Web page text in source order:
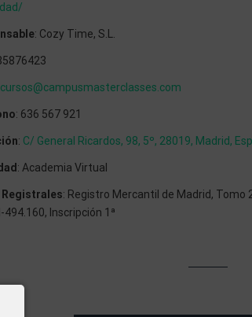
: Cozy Time, S.L.
cursos@campusmasterclasses.com
: 636 567 921
: C/ General Ricardos, 98, 5º, 28019, Madrid,
: Academia Virtual
Registrales: Registro Mercantil de Madrid, Tomo
494.160, Inscripción 1ª